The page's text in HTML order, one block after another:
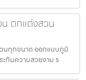
ตกแต่งสวน
นทุกขนาด ออกแบบภูมิ
กันความสวยงาม ร